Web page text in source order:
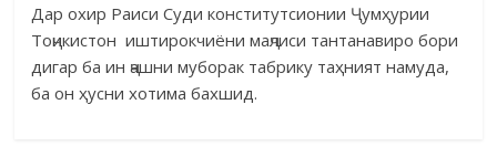
Дар охир Раиси Суди конститутсионии Ҷумҳурии
Тоҷикистон иштирокчиёни маҷлиси тантанавиро бори
дигар ба ин ҷашни муборак табрику таҳният намуда,
ба он ҳусни хотима бахшид.